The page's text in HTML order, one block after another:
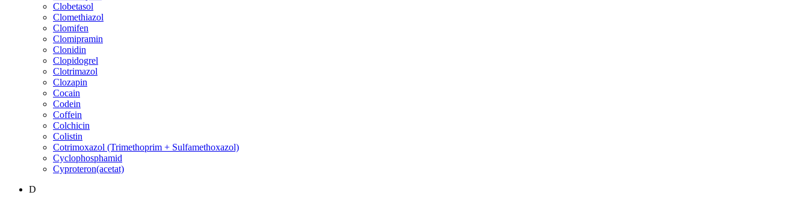
Clobetasol
Clomethiazol
Clomifen
Clomipramin
Clonidin
Clopidogrel
Clotrimazol
Clozapin
Cocain
Codein
Coffein
Colchicin
Colistin
Cotrimoxazol (Trimethoprim + Sulfamethoxazol)
Cyclophosphamid
Cyproteron(acetat)
D